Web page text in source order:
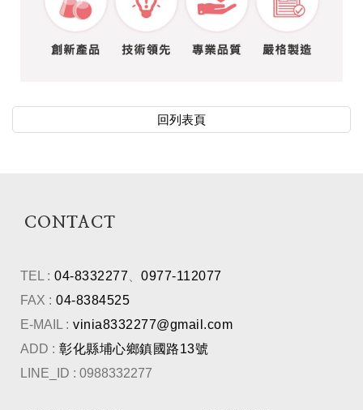
回列表頁
CONTACT
TEL : 04-8332277
0977-112077
FAX : 04-8384525
E-MAIL : vinia8332277@gmail.com
ADD : 彰化縣埔心鄉鎮國路13號
LINE_ID : 0988332277